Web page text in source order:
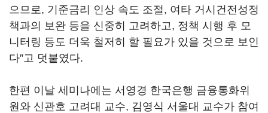
으므로, 기준금리 인상 속도 조절, 여타 거시건전성정
책과의 보완 등을 신중히 고려하고, 정책 시행 후 모
니터링 등도 더욱 철저히 할 필요가 있을 것으로 보인
다”고 덧붙였다.
한편 이날 세미나에는 서영경 한국은행 금융통화위
원와 신관호 고려대 교수, 김영식 서울대 교수가 참여